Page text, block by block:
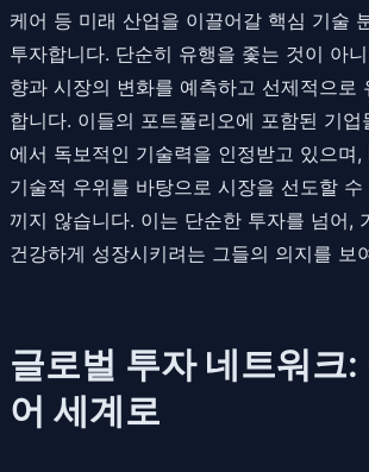
케어 등 미래 산업을 이끌어갈 핵심 기술
투자합니다. 단순히 유행을 좇는 것이 아
향과 시장의 변화를 예측하고 선제적으로
합니다. 이들의 포트폴리오에 포함된 기
에서 독보적인 기술력을 인정받고 있으며,
기술적 우위를 바탕으로 시장을 선도할
끼지 않습니다. 이는 단순한 투자를 넘어,
건강하게 성장시키려는 그들의 의지를 보
글로벌 투자 네트워크:
어 세계로